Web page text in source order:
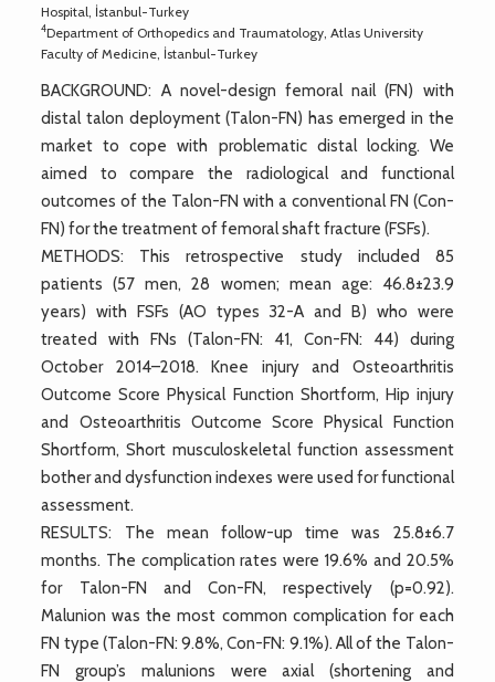
Hospital, İstanbul-Turkey
4Department of Orthopedics and Traumatology, Atlas University
Faculty of Medicine, İstanbul-Turkey
BACKGROUND: A novel-design femoral nail (FN) with
distal talon deployment (Talon-FN) has emerged in the
market to cope with problematic distal locking. We
aimed to compare the radiological and functional
outcomes of the Talon-FN with a conventional FN (Con-
FN) for the treatment of femoral shaft fracture (FSFs).
METHODS: This retrospective study included 85
patients (57 men, 28 women; mean age: 46.8±23.9
years) with FSFs (AO types 32-A and B) who were
treated with FNs (Talon-FN: 41, Con-FN: 44) during
October 2014–2018. Knee injury and Osteoarthritis
Outcome Score Physical Function Shortform, Hip injury
and Osteoarthritis Outcome Score Physical Function
Shortform, Short musculoskeletal function assessment
bother and dysfunction indexes were used for functional
assessment.
RESULTS: The mean follow-up time was 25.8±6.7
months. The complication rates were 19.6% and 20.5%
for Talon-FN and Con-FN, respectively (p=0.92).
Malunion was the most common complication for each
FN type (Talon-FN: 9.8%, Con-FN: 9.1%). All of the Talon-
FN group’s malunions were axial (shortening and